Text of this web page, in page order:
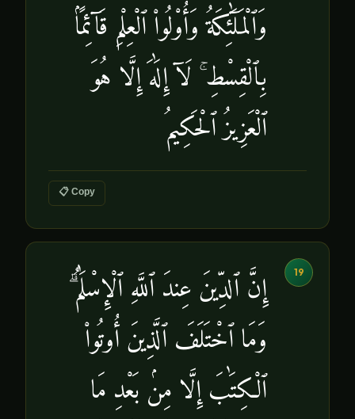
وَٱلْمَلَٰٓئِكَةُ وَأُو۟لُوا۟ ٱلْعِلْمِ قَآئِمًۢا
بِٱلْقِسْطِ ۚ لَآ إِلَٰهَ إِلَّا هُوَ
ٱلْعَزِيزُ ٱلْحَكِيمُ
📋 Copy
19
إِنَّ ٱلدِّينَ عِندَ ٱللَّهِ ٱلْإِسْلَٰمُ ۗ
وَمَا ٱخْتَلَفَ ٱلَّذِينَ أُوتُوا۟
ٱلْكِتَٰبَ إِلَّا مِنۢ بَعْدِ مَا